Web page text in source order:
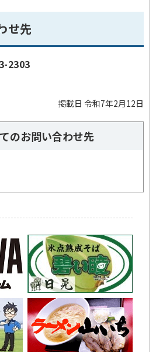
せ先
2303
掲載日 令和7年2月12日
のお問い合わせ先